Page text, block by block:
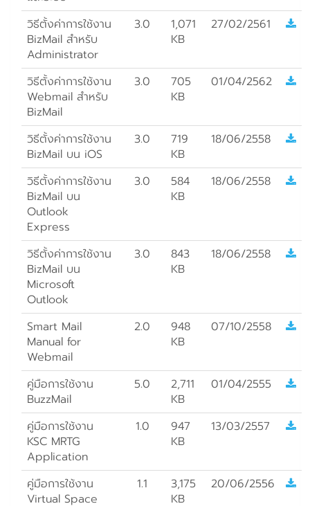
วิธีตั้งค่าการใช้งาน
BizMail สำหรับ
Administrator
3.0
1,071
KB
27/02/2561
วิธีตั้งค่าการใช้งาน
Webmail สำหรับ
BizMail
3.0
705
KB
01/04/2562
วิธีตั้งค่าการใช้งาน
BizMail บน iOS
3.0
719
KB
18/06/2558
วิธีตั้งค่าการใช้งาน
BizMail บน
Outlook
Express
3.0
584
KB
18/06/2558
วิธีตั้งค่าการใช้งาน
BizMail บน
Microsoft
Outlook
3.0
843
KB
18/06/2558
Smart Mail
Manual for
Webmail
2.0
948
KB
07/10/2558
คู่มือการใช้งาน
BuzzMail
5.0
2,711
KB
01/04/2555
คู่มือการใช้งาน
KSC MRTG
Application
1.0
947
KB
13/03/2557
คู่มือการใช้งาน
Virtual Space
1.1
3,175
KB
20/06/2556